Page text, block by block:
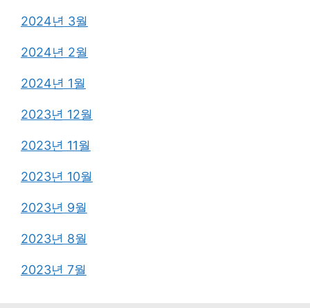
2024년 3월
2024년 2월
2024년 1월
2023년 12월
2023년 11월
2023년 10월
2023년 9월
2023년 8월
2023년 7월